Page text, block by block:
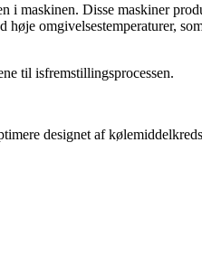
maskinen. Disse maskiner
omgivelsestemperaturer,
til isfremstillingsprocessen.
designet af